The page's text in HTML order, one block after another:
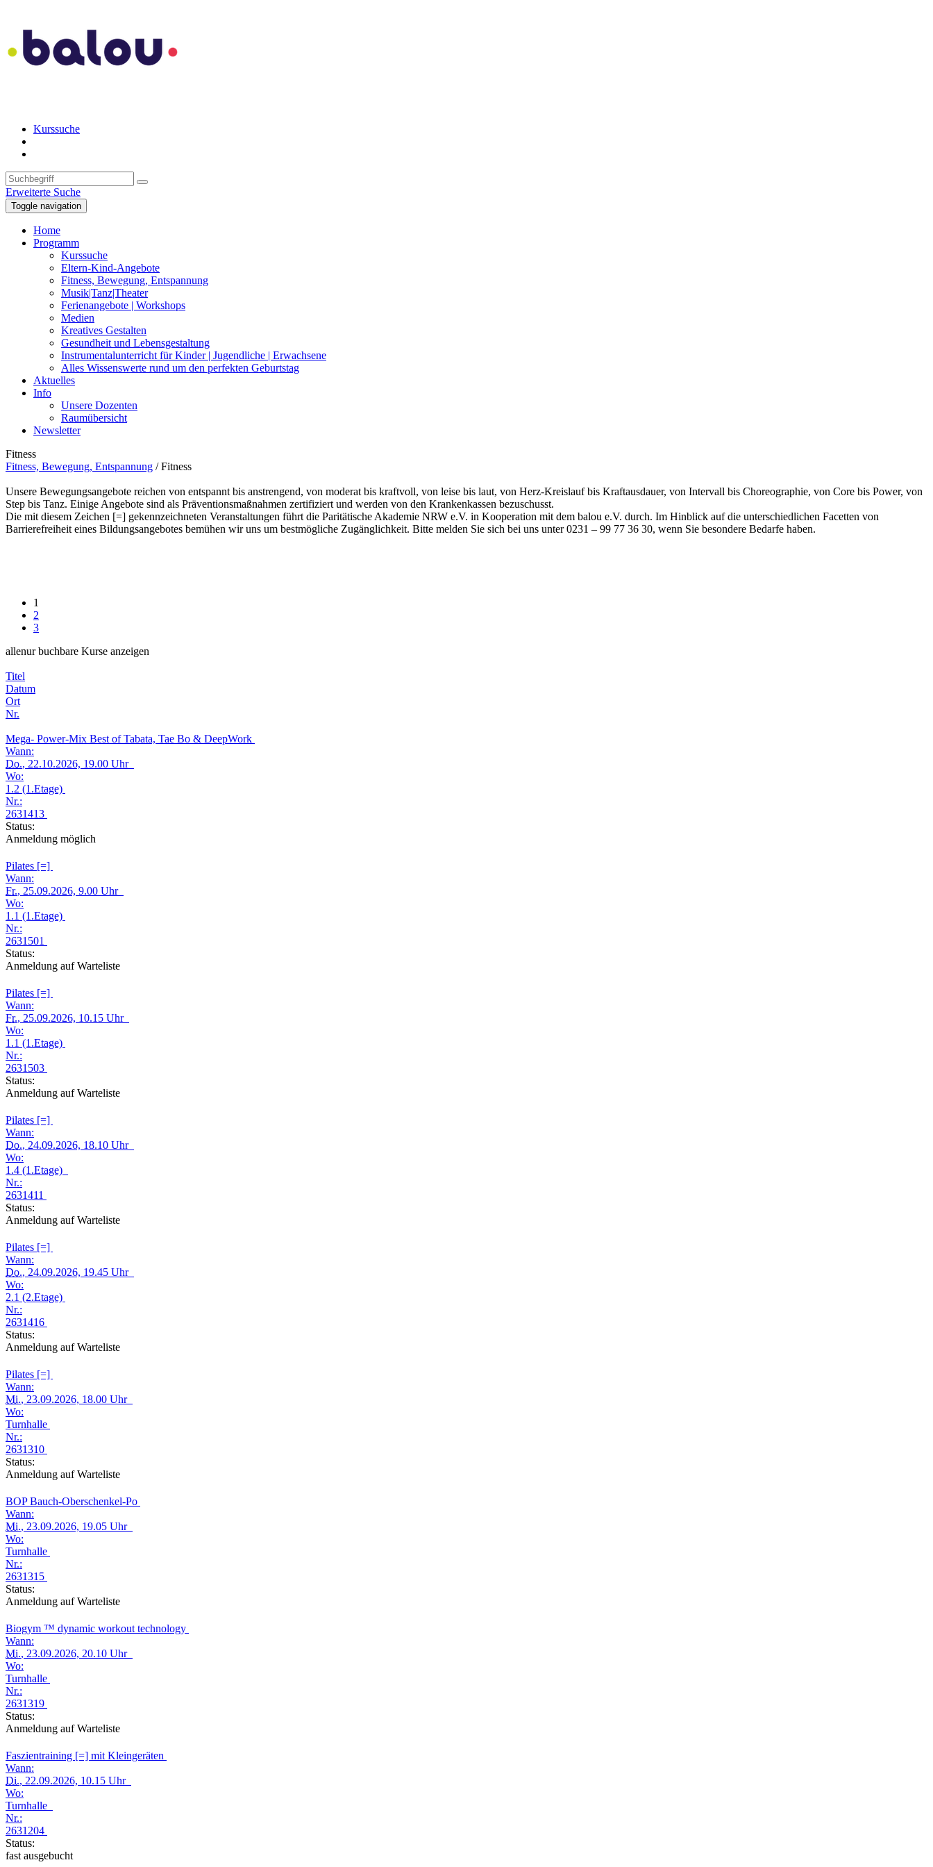
Kurssuche
Erweiterte Suche
Toggle navigation
Home
Programm
Kurssuche
Eltern-Kind-Angebote
Fitness, Bewegung, Entspannung
Musik|Tanz|Theater
Ferienangebote | Workshops
Medien
Kreatives Gestalten
Gesundheit und Lebensgestaltung
Instrumentalunterricht für Kinder | Jugendliche | Erwachsene
Alles Wissenswerte rund um den perfekten Geburtstag
Aktuelles
Info
Unsere Dozenten
Raumübersicht
Newsletter
Fitness
Fitness, Bewegung, Entspannung /Fitness
Unsere Bewegungsangebote reichen von entspannt bis anstrengend, von moderat bis kraftvoll, von leise bis laut, von Herz-Kreislauf bis Kraftausdauer, von Intervall bis Choreographie, von Core bis Power, von
Step bis Tanz. Einige Angebote sind als Präventionsmaßnahmen zertifiziert und werden von den Krankenkassen bezuschusst.
Die mit diesem Zeichen [=] gekennzeichneten Veranstaltungen führt die Paritätische Akademie NRW e.V. in Kooperation mit dem balou e.V. durch. Im Hinblick auf die unterschiedlichen Facetten von
Barrierefreiheit eines Bildungsangebotes bemühen wir uns um bestmögliche Zugänglichkeit. Bitte melden Sie sich bei uns unter 0231 – 99 77 36 30, wenn Sie besondere Bedarfe haben.
1
2
3
allenur buchbare Kurse anzeigen
Titel
Datum
Ort
Nr.
Mega- Power-Mix Best of Tabata, Tae Bo & DeepWork
Wann:
Do., 22.10.2026, 19.00 Uhr
Wo:
1.2 (1.Etage)
Nr.:
2631413
Status:
Anmeldung möglich
Pilates [=]
Wann:
Fr., 25.09.2026, 9.00 Uhr
Wo:
1.1 (1.Etage)
Nr.:
2631501
Status:
Anmeldung auf Warteliste
Pilates [=]
Wann:
Fr., 25.09.2026, 10.15 Uhr
Wo:
1.1 (1.Etage)
Nr.:
2631503
Status:
Anmeldung auf Warteliste
Pilates [=]
Wann:
Do., 24.09.2026, 18.10 Uhr
Wo:
1.4 (1.Etage)
Nr.:
2631411
Status:
Anmeldung auf Warteliste
Pilates [=]
Wann:
Do., 24.09.2026, 19.45 Uhr
Wo:
2.1 (2.Etage)
Nr.:
2631416
Status:
Anmeldung auf Warteliste
Pilates [=]
Wann:
Mi., 23.09.2026, 18.00 Uhr
Wo:
Turnhalle
Nr.:
2631310
Status:
Anmeldung auf Warteliste
BOP Bauch-Oberschenkel-Po
Wann:
Mi., 23.09.2026, 19.05 Uhr
Wo:
Turnhalle
Nr.:
2631315
Status:
Anmeldung auf Warteliste
Biogym ™ dynamic workout technology
Wann:
Mi., 23.09.2026, 20.10 Uhr
Wo:
Turnhalle
Nr.:
2631319
Status:
Anmeldung auf Warteliste
Faszientraining [=] mit Kleingeräten
Wann:
Di., 22.09.2026, 10.15 Uhr
Wo:
Turnhalle
Nr.:
2631204
Status:
fast ausgebucht